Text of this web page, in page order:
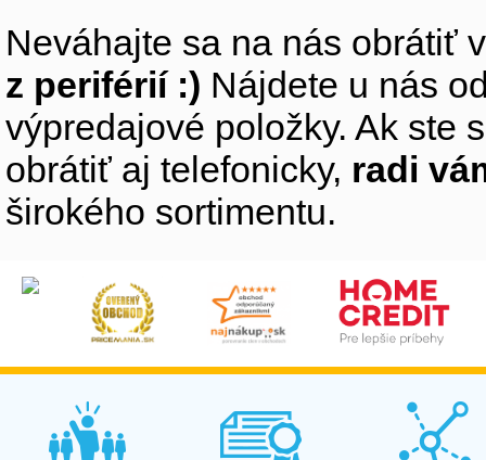
Neváhajte sa na nás obrátiť
z periférií :) Nájdete u nás
výpredajové položky. Ak ste
obrátiť aj telefonicky, radi
širokého sortimentu.